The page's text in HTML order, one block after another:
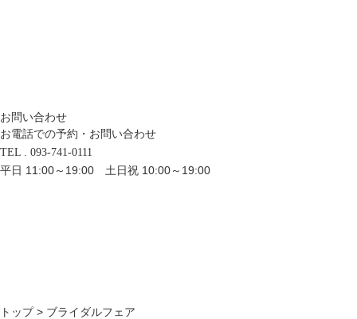
お問い合わせ
お電話での予約・お問い合わせ
TEL . 093-741-0111
平日 11:00～19:00 土日祝 10:00～19:00
トップ> ブライダルフェア